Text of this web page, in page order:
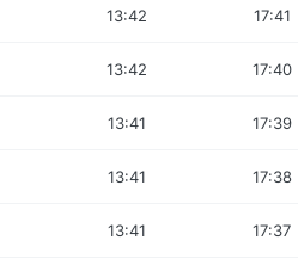
13:42 17:41
13:42 17:40
13:41 17:39
13:41 17:38
13:41 17:37